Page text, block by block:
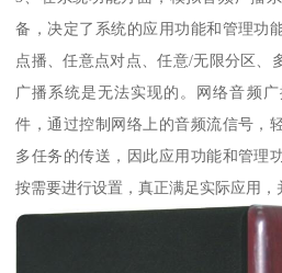
备，决定了系统的应用功能和管理功
点播、任意点对点、任意/无限分区、
广播系统是无法实现的。网络音频
件，通过控制网络上的音频流信号，
多任务的传送，因此应用功能和管理
按需要进行设置，真正满足实际应用，